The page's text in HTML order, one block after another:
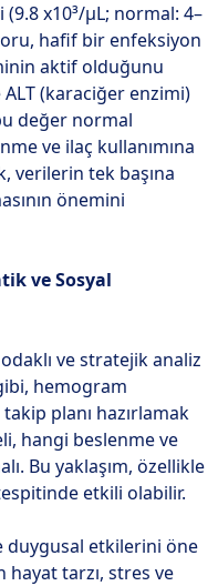
x10³/µL; normal: 4–
hafif bir enfeksiyon
aktif olduğunu
(karaciğer enzimi)
değer normal
ve ilaç kullanımına
verilerin tek başına
önemini
ve Sosyal
ve stratejik analiz
hemogram
planı hazırlamak
hangi beslenme ve
Bu yaklaşım, özellikle
etkili olabilir.
duygusal etkilerini öne
hayat tarzı, stres ve